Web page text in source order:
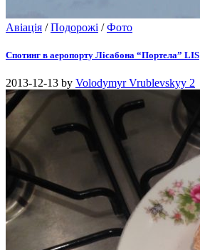
Авіація /Подорожі /Фото
Спотинг в аеропорту Лісабона “Портела” LIS
2013-12-13 by Volodymyr Vrublevskyy 2